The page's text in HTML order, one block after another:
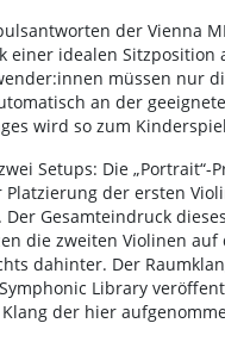
der Vienna
idealen Sitzposition
müssen nur
an der
wird so zum
Setups: Die
der ersten
Gesamteindruck
die zweiten Violinen
dahinter. Der
Library
der hier